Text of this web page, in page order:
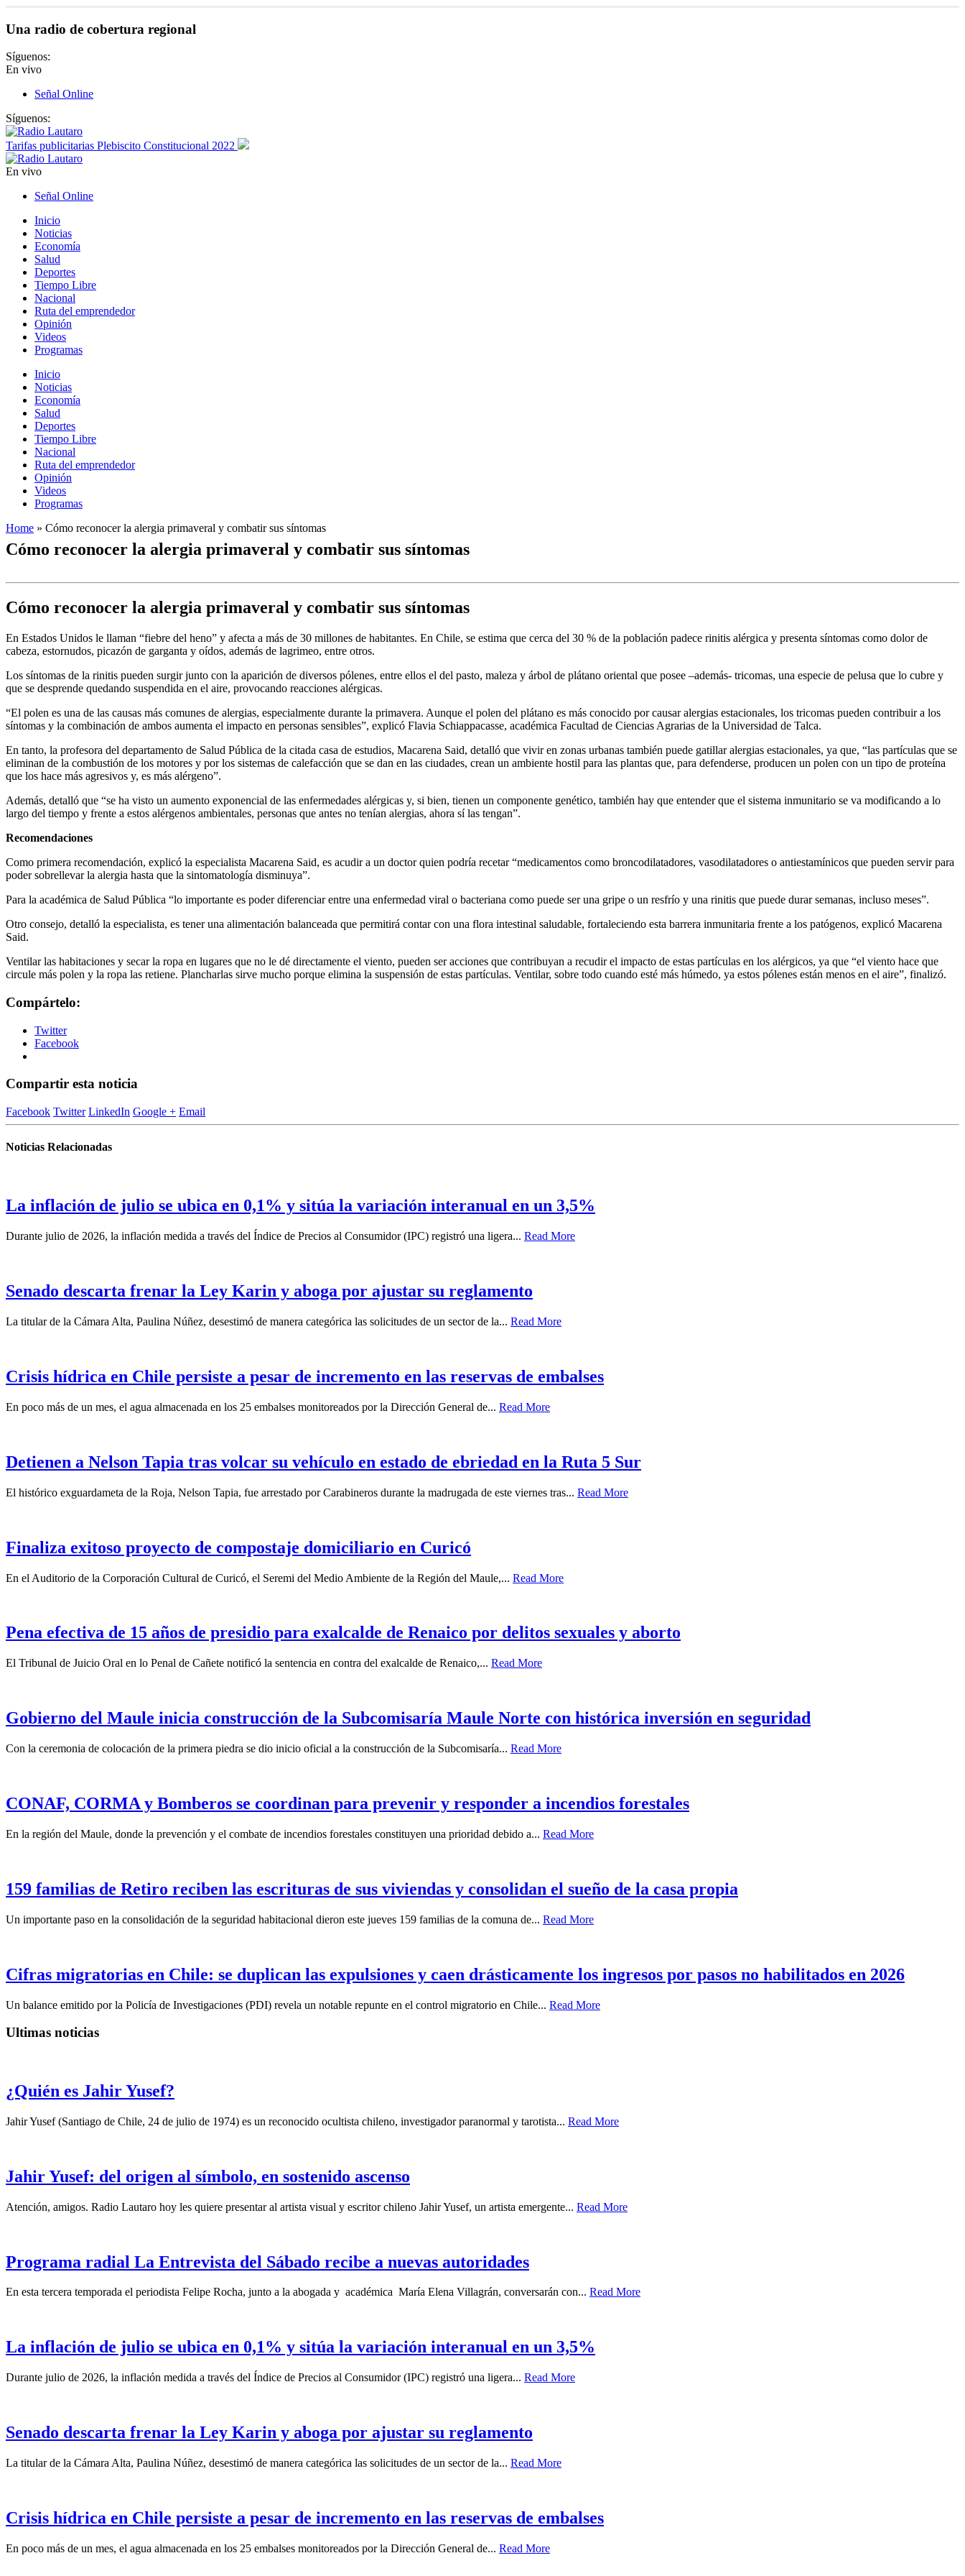
Una radio de cobertura regional
Síguenos:
En vivo
Señal Online
Síguenos:
Tarifas publicitarias Plebiscito Constitucional 2022
En vivo
Señal Online
Inicio
Noticias
Economía
Salud
Deportes
Tiempo Libre
Nacional
Ruta del emprendedor
Opinión
Videos
Programas
Inicio
Noticias
Economía
Salud
Deportes
Tiempo Libre
Nacional
Ruta del emprendedor
Opinión
Videos
Programas
Home » Cómo reconocer la alergia primaveral y combatir sus síntomas
Cómo reconocer la alergia primaveral y combatir sus síntomas
Cómo reconocer la alergia primaveral y combatir sus síntomas
En Estados Unidos le llaman “fiebre del heno” y afecta a más de 30 millones de habitantes. En Chile, se estima que cerca del 30 % de la población padece rinitis alérgica y presenta síntomas como dolor de
cabeza, estornudos, picazón de garganta y oídos, además de lagrimeo, entre otros.
Los síntomas de la rinitis pueden surgir junto con la aparición de diversos pólenes, entre ellos el del pasto, maleza y árbol de plátano oriental que posee –además- tricomas, una especie de pelusa que lo cubre y
que se desprende quedando suspendida en el aire, provocando reacciones alérgicas.
“El polen es una de las causas más comunes de alergias, especialmente durante la primavera. Aunque el polen del plátano es más conocido por causar alergias estacionales, los tricomas pueden contribuir a los
síntomas y la combinación de ambos aumenta el impacto en personas sensibles”, explicó Flavia Schiappacasse, académica Facultad de Ciencias Agrarias de la Universidad de Talca.
En tanto, la profesora del departamento de Salud Pública de la citada casa de estudios, Macarena Said, detalló que vivir en zonas urbanas también puede gatillar alergias estacionales, ya que, “las partículas que se
eliminan de la combustión de los motores y por los sistemas de calefacción que se dan en las ciudades, crean un ambiente hostil para las plantas que, para defenderse, producen un polen con un tipo de proteína
que los hace más agresivos y, es más alérgeno”.
Además, detalló que “se ha visto un aumento exponencial de las enfermedades alérgicas y, si bien, tienen un componente genético, también hay que entender que el sistema inmunitario se va modificando a lo
largo del tiempo y frente a estos alérgenos ambientales, personas que antes no tenían alergias, ahora sí las tengan”.
Recomendaciones
Como primera recomendación, explicó la especialista Macarena Said, es acudir a un doctor quien podría recetar “medicamentos como broncodilatadores, vasodilatadores o antiestamínicos que pueden servir para
poder sobrellevar la alergia hasta que la sintomatología disminuya”.
Para la académica de Salud Pública “lo importante es poder diferenciar entre una enfermedad viral o bacteriana como puede ser una gripe o un resfrío y una rinitis que puede durar semanas, incluso meses”.
Otro consejo, detalló la especialista, es tener una alimentación balanceada que permitirá contar con una flora intestinal saludable, fortaleciendo esta barrera inmunitaria frente a los patógenos, explicó Macarena
Said.
Ventilar las habitaciones y secar la ropa en lugares que no le dé directamente el viento, pueden ser acciones que contribuyan a recudir el impacto de estas partículas en los alérgicos, ya que “el viento hace que
circule más polen y la ropa las retiene. Plancharlas sirve mucho porque elimina la suspensión de estas partículas. Ventilar, sobre todo cuando esté más húmedo, ya estos pólenes están menos en el aire”, finalizó.
Compártelo:
Twitter
Facebook
Compartir esta noticia
Facebook Twitter LinkedIn Google + Email
Noticias Relacionadas
La inflación de julio se ubica en 0,1% y sitúa la variación interanual en un 3,5%
Durante julio de 2026, la inflación medida a través del Índice de Precios al Consumidor (IPC) registró una ligera... Read More
Senado descarta frenar la Ley Karin y aboga por ajustar su reglamento
La titular de la Cámara Alta, Paulina Núñez, desestimó de manera categórica las solicitudes de un sector de la... Read More
Crisis hídrica en Chile persiste a pesar de incremento en las reservas de embalses
En poco más de un mes, el agua almacenada en los 25 embalses monitoreados por la Dirección General de... Read More
Detienen a Nelson Tapia tras volcar su vehículo en estado de ebriedad en la Ruta 5 Sur
El histórico exguardameta de la Roja, Nelson Tapia, fue arrestado por Carabineros durante la madrugada de este viernes tras... Read More
Finaliza exitoso proyecto de compostaje domiciliario en Curicó
En el Auditorio de la Corporación Cultural de Curicó, el Seremi del Medio Ambiente de la Región del Maule,... Read More
Pena efectiva de 15 años de presidio para exalcalde de Renaico por delitos sexuales y aborto
El Tribunal de Juicio Oral en lo Penal de Cañete notificó la sentencia en contra del exalcalde de Renaico,... Read More
Gobierno del Maule inicia construcción de la Subcomisaría Maule Norte con histórica inversión en seguridad
Con la ceremonia de colocación de la primera piedra se dio inicio oficial a la construcción de la Subcomisaría... Read More
CONAF, CORMA y Bomberos se coordinan para prevenir y responder a incendios forestales
En la región del Maule, donde la prevención y el combate de incendios forestales constituyen una prioridad debido a... Read More
159 familias de Retiro reciben las escrituras de sus viviendas y consolidan el sueño de la casa propia
Un importante paso en la consolidación de la seguridad habitacional dieron este jueves 159 familias de la comuna de... Read More
Cifras migratorias en Chile: se duplican las expulsiones y caen drásticamente los ingresos por pasos no habilitados en 2026
Un balance emitido por la Policía de Investigaciones (PDI) revela un notable repunte en el control migratorio en Chile... Read More
Ultimas noticias
¿Quién es Jahir Yusef?
Jahir Yusef (Santiago de Chile, 24 de julio de 1974) es un reconocido ocultista chileno, investigador paranormal y tarotista... Read More
Jahir Yusef: del origen al símbolo, en sostenido ascenso
Atención, amigos. Radio Lautaro hoy les quiere presentar al artista visual y escritor chileno Jahir Yusef, un artista emergente... Read More
Programa radial La Entrevista del Sábado recibe a nuevas autoridades
En esta tercera temporada el periodista Felipe Rocha, junto a la abogada y académica María Elena Villagrán, conversarán con... Read More
La inflación de julio se ubica en 0,1% y sitúa la variación interanual en un 3,5%
Durante julio de 2026, la inflación medida a través del Índice de Precios al Consumidor (IPC) registró una ligera... Read More
Senado descarta frenar la Ley Karin y aboga por ajustar su reglamento
La titular de la Cámara Alta, Paulina Núñez, desestimó de manera categórica las solicitudes de un sector de la... Read More
Crisis hídrica en Chile persiste a pesar de incremento en las reservas de embalses
En poco más de un mes, el agua almacenada en los 25 embalses monitoreados por la Dirección General de... Read More